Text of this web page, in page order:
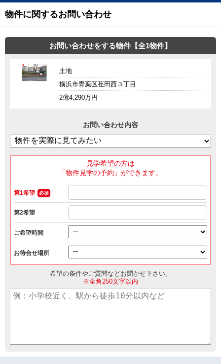
物件に関するお問い合わせ
お問い合わせをする物件【全1物件】
土地
横浜市青葉区荏田西３丁目
2億4,290万円
お問い合わせ内容
見学希望の方は
「物件見学の予約」ができます。
第1希望 必須
第2希望
ご希望時間
お待合せ場所
希望の条件やご質問などお聞かせ下さい。
※全角250文字以内